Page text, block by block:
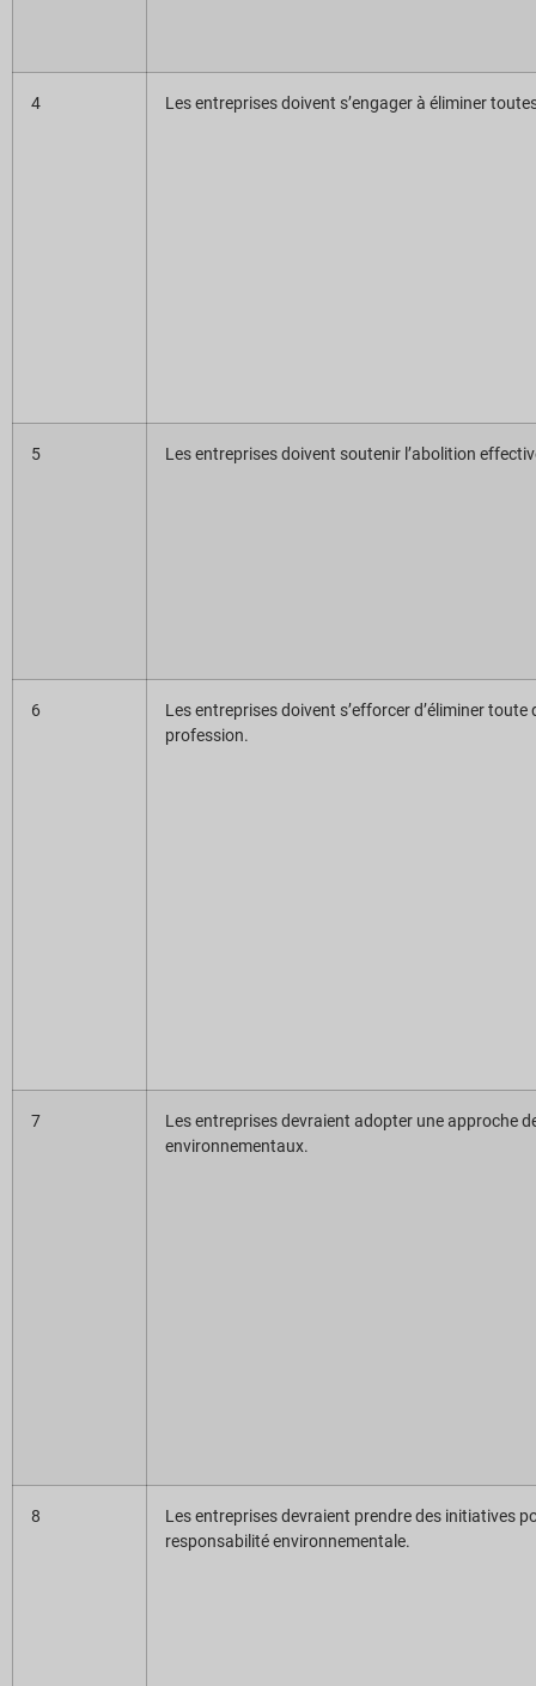
4 Les entreprises doivent s’engager à éliminer
5 Les entreprises doivent soutenir l’abolition
6
Les entreprises doivent s’efforcer d’éliminer
profession.
7
Les entreprises devraient adopter une approche
environnementaux.
8
Les entreprises devraient prendre des initiatives
responsabilité environnementale.